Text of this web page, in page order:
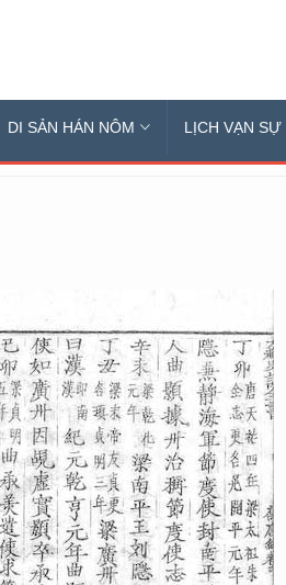
DI SẢN HÁN NÔM LỊCH VẠN SỰ